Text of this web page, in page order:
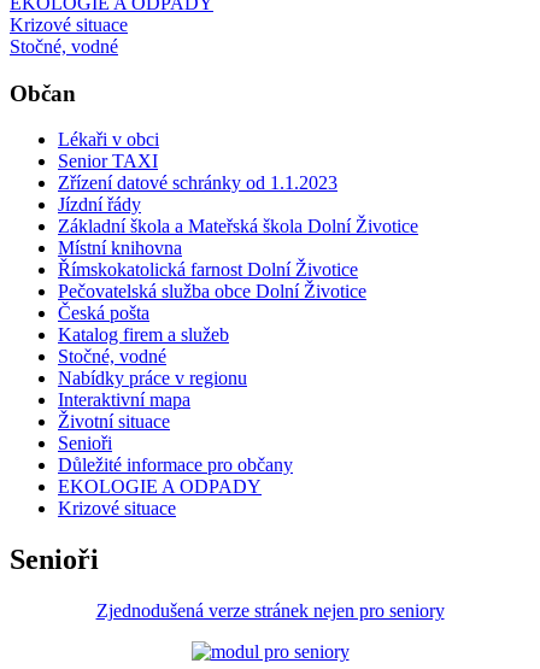
Krizové situace
Stočné, vodné
Občan
Lékaři v obci
Senior TAXI
Zřízení datové schránky od 1.1.2023
Jízdní řády
Základní škola a Mateřská škola Dolní Životice
Místní knihovna
Římskokatolická farnost Dolní Životice
Pečovatelská služba obce Dolní Životice
Česká pošta
Katalog firem a služeb
Stočné, vodné
Nabídky práce v regionu
Interaktivní mapa
Životní situace
Senioři
Důležité informace pro občany
EKOLOGIE A ODPADY
Krizové situace
Senioři
Zjednodušená verze stránek nejen pro seniory